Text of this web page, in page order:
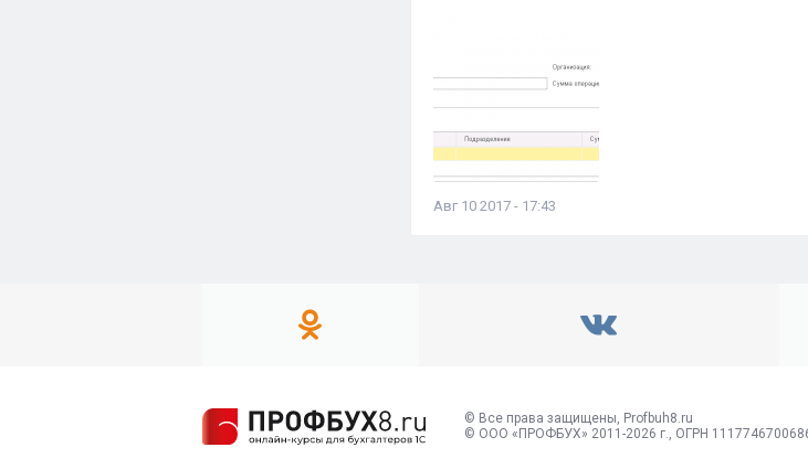
Авг 10 2017 - 17:43
© Все права защищены, Profbuh8.ru
© ООО «ПРОФБУХ» 2011-2026 г., ОГРН